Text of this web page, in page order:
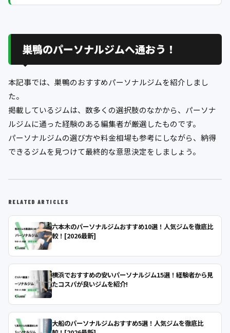
巣鴨のパーソナルジムへ通おう！
本記事では、巣鴨のおすすめパーソナルジムを紹介しまし
た。
掲載しているジムは、数多くの選択肢のなかから、パーソナ
ルジムに通った経験のある編集者が厳選したものです。
パーソナルジムの選び方や料金相場も参考にしながら、納得
できるジムを見つけて最終的な意思決定をしましょう。
RELATED ARTICLES
六本木のパーソナルジムおすすめ10選！人気ジムを徹底比
較！[2026最新]
横浜でおすすめの安いパーソナルジム15選！経験者から見
たコスパが良いジムを紹介!
大船のパーソナルジムおすすめ5選！人気ジムを徹底比